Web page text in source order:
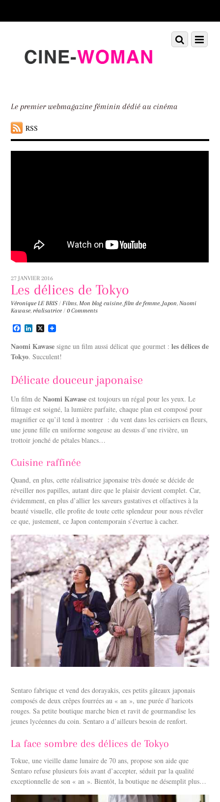
down
Le premier webmagazine féminin dédié au cinéma
RSS
Menu
Scroll
down
27 JANVIER 2016
Les délices de Tokyo
Véronique LE BRIS / Films,Mon blog cuisine, film de femme, Japon,Naomi
Kawase,réalisatrice / 0 Comments
F
c
e
b
o
k
L
n
k
e
n
X
Naomi Kawase signe un film aussi délicat que gourmet :les délices de
Tokyo. Succulent!
Délicate douceur japonaise
Un film deNaomi Kawase est toujours un régal pour les yeux. Le
filmage est soigné, la lumière parfaite, chaque plan est composé pour
magnifier ce qu’il tend à montrer : du vent dans les cerisiers en fleurs,
une jeune fille en uniforme songeuse au dessus d’une rivière, un
trottoir jonché de pétales blancs…
Cuisine raffinée
Quand, en plus, cette réalisatrice japonaise très douée se décide de
réveiller nos papilles, autant dire que le plaisir devient complet. Car,
évidemment, en plus d’allier les saveurs gustatives et olfactives à la
beauté visuelle, elle profite de toute cette splendeur pour nous révéler
ce que, justement, ce Japon contemporain s’évertue à cacher.
Sentaro fabrique et vend des dorayakis, ces petits gâteaux japonais
composés de deux crêpes fourrées au « an », une purée d’haricots
rouges. Sa petite boutique marche bien et ravit de gourmandise les
jeunes lycéennes du coin. Sentaro a d’ailleurs besoin de renfort.
La face sombre des délices de Tokyo
Tokue, une vieille dame lunaire de 70 ans, propose son aide que
Sentaro refuse plusieurs fois avant d’accepter, séduit par la qualité
exceptionnelle de son « an ». Bientôt, la boutique ne désemplit plus…